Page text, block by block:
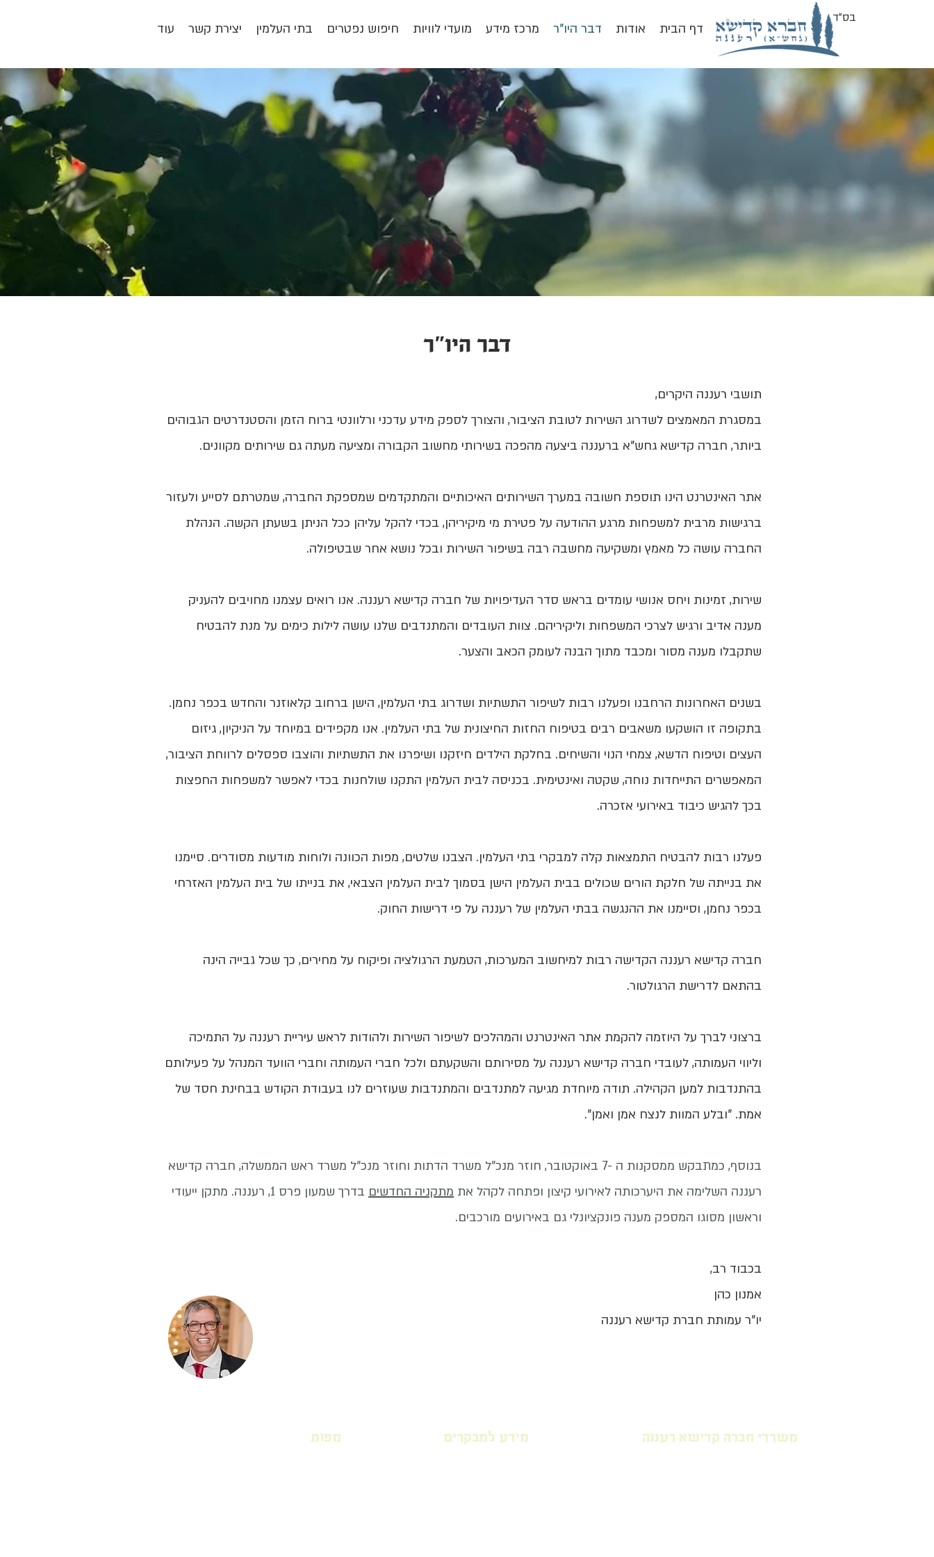
דף הבית אודות דבר היו"ר מרכז מידע מועדי לוויות חיפוש נפטרים בתי העלמין יצירת קשר עוד
בס"ד
דבר היו"ר
תושבי רעננה היקרים,
במסגרת המאמצים לשדרוג השירות לטובת הציבור, והצורך לספק מידע עדכני ורלוונטי ברוח הזמן והסטנדרטים הגבוהים
ביותר, חברה קדישא גחש"א ברעננה ביצעה מהפכה בשירותי מחשוב הקבורה ומציעה מעתה גם שירותים מקוונים.
אתר האינטרנט הינו תוספת חשובה במערך השירותים האיכותיים והמתקדמים שמספקת החברה, שמטרתם לסייע ולעזור
ברגישות מרבית למשפחות מרגע ההודעה על פטירת מי מיקיריהן, בכדי להקל עליהן ככל הניתן בשעתן הקשה. הנהלת
החברה עושה כל מאמץ ומשקיעה מחשבה רבה בשיפור השירות ובכל נושא אחר שבטיפולה.
שירות, זמינות ויחס אנושי עומדים בראש סדר העדיפויות של חברה קדישא רעננה. אנו רואים עצמנו מחויבים להעניק
מענה אדיב ורגיש לצרכי המשפחות וליקיריהם. צוות העובדים והמתנדבים שלנו עושה לילות כימים על מנת להבטיח
שתקבלו מענה מסור ומכבד מתוך הבנה לעומק הכאב והצער.
בשנים האחרונות הרחבנו ופעלנו רבות לשיפור התשתיות ושדרוג בתי העלמין, הישן ברחוב קלאוזנר והחדש בכפר נחמן.
בתקופה זו הושקעו משאבים רבים בטיפוח החזות החיצונית של בתי העלמין. אנו מקפידים במיוחד על הניקיון, גיזום
העצים וטיפוח הדשא, צמחי הנוי והשיחים. בחלקת הילדים חיזקנו ושיפרנו את התשתיות והוצבו ספסלים לרווחת הציבור,
המאפשרים התייחדות נוחה, שקטה ואינטימית. בכניסה לבית העלמין התקנו שולחנות בכדי לאפשר למשפחות החפצות
בכך להגיש כיבוד באירועי אזכרה.
פעלנו רבות להבטיח התמצאות קלה למבקרי בתי העלמין. הצבנו שלטים, מפות הכוונה ולוחות מודעות מסודרים. סיימנו
את בנייתה של חלקת הורים שכולים בבית העלמין הישן בסמוך לבית העלמין הצבאי, את בנייתו של בית העלמין האזרחי
בכפר נחמן, וסיימנו את ההנגשה בבתי העלמין של רעננה על פי דרישות החוק.
חברה קדישא רעננה הקדישה רבות למיחשוב המערכות, הטמעת הרגולציה ופיקוח על מחירים, כך שכל גבייה הינה
בהתאם לדרישת הרגולטור.
ברצוני לברך על היוזמה להקמת אתר האינטרנט והמהלכים לשיפור השירות ולהודות לראש עיריית רעננה על התמיכה
וליווי העמותה, לעובדי חברה קדישא רעננה על מסירותם והשקעתם ולכל חברי העמותה וחברי הוועד המנהל על פעילותם
בהתנדבות למען הקהילה. תודה מיוחדת מגיעה למתנדבים והמתנדבות שעוזרים לנו בעבודת הקודש בבחינת חסד של
אמת. "ובלע המוות לנצח אמן ואמן".
בנוסף, כמתבקש ממסקנות ה -7 באוקטובר, חוזר מנכ"ל משרד הדתות וחוזר מנכ"ל משרד ראש הממשלה, חברה קדישא
רעננה השלימה את היערכותה לאירועי קיצון ופתחה לקהל את מתקניה החדשים
בדרך שמעון פרס 1, רעננה. מתקן ייעודי
וראשון מסוגו המספק מענה פונקציונלי גם באירועים מורכבים.
בכבוד רב,
אמנון כהן
יו"ר עמותת חברת קדישא רעננה
מפות מידע למבקרים משרדי חברה קדישא רעננה